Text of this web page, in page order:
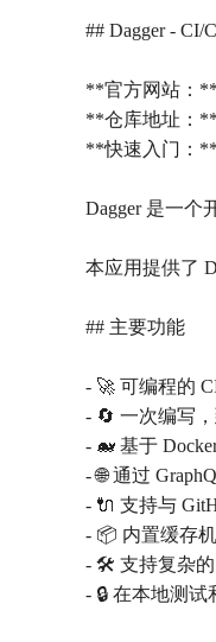
## Dagger -
**官方网站：**
**仓库地址：**
**快速入门：**
Dagger 是一个
本应用提供了
## 主要功能
- 🚀 可编程的
- 🔄 一次编写
- 🐋 基于
- 🌐 通过
- 🔌 支持与
- 📦 内置缓存
- 🛠️ 支持复杂
- 🔒 在本地测